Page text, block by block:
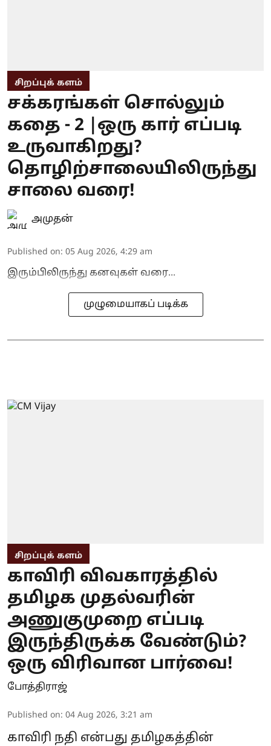
சிறப்புக் களம்
சக்கரங்கள் சொல்லும்
கதை - 2 |ஒரு கார் எப்படி
உருவாகிறது?
தொழிற்சாலையிலிருந்து
சாலை வரை!
அமுதன்
Published on: 05 Aug 2026, 4:29 am
இரும்பிலிருந்து கனவுகள் வரை...
முழுமையாகப் படிக்க
சிறப்புக் களம்
காவிரி விவகாரத்தில்
தமிழக முதல்வரின்
அணுகுமுறை எப்படி
இருந்திருக்க வேண்டும்?
ஒரு விரிவான பார்வை!
போத்திராஜ்
Published on: 04 Aug 2026, 3:21 am
காவிரி நதி என்பது தமிழகத்தின்